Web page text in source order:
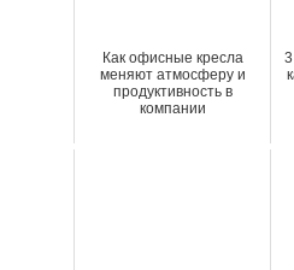
Как офисные кресла
меняют атмосферу и
продуктивность в
компании